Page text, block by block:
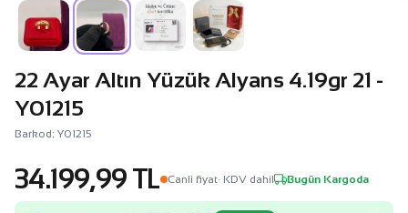
22 Ayar Altın Yüzük Alyans 4.19gr 21 -
Y01215
Barkod: Y01215
34.199,99 TL Canli fiyat· KDV dahil Bugün Kargoda